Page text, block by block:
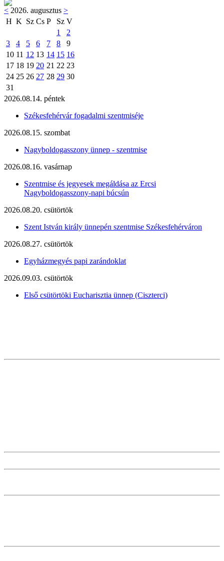
< 2026. augusztus >
H K Sz Cs P Sz V
1
2
3
4 5 6 7 8
9
10 11 12 13 14 15 16
17 18 19 20 21 22 23
24 25 26 27 28 29 30
31
2026.08.14. péntek
Székesfehérvár fogadalmi szentmiséje
2026.08.15. szombat
Nagyboldogasszony ünnep - szentmise
2026.08.16. vasárnap
Szentmise és jegyesek megáldása az Ercsi
Nagyboldogasszony-napi búcsún
2026.08.20. csütörtök
Szent István király ünnepén szentmise Székesfehérváron
2026.08.27. csütörtök
Egyházmegyés papi zarándoklat
2026.09.03. csütörtök
Első csütörtöki Eucharisztia ünnep (Ciszterci)